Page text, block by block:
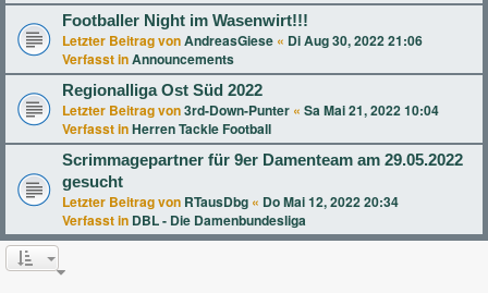
Footballer Night im Wasenwirt!!!
Letzter Beitrag vonAndreasGiese « Di Aug 30, 2022 21:06
Verfasst inAnnouncements
Regionalliga Ost Süd 2022
Letzter Beitrag von3rd-Down-Punter « Sa Mai 21, 2022 10:04
Verfasst inHerren Tackle Football
Scrimmagepartner für 9er Damenteam am 29.05.2022
gesucht
Letzter Beitrag von RTausDbg « Do Mai 12, 2022 20:34
Verfasst in DBL - Die Damenbundesliga